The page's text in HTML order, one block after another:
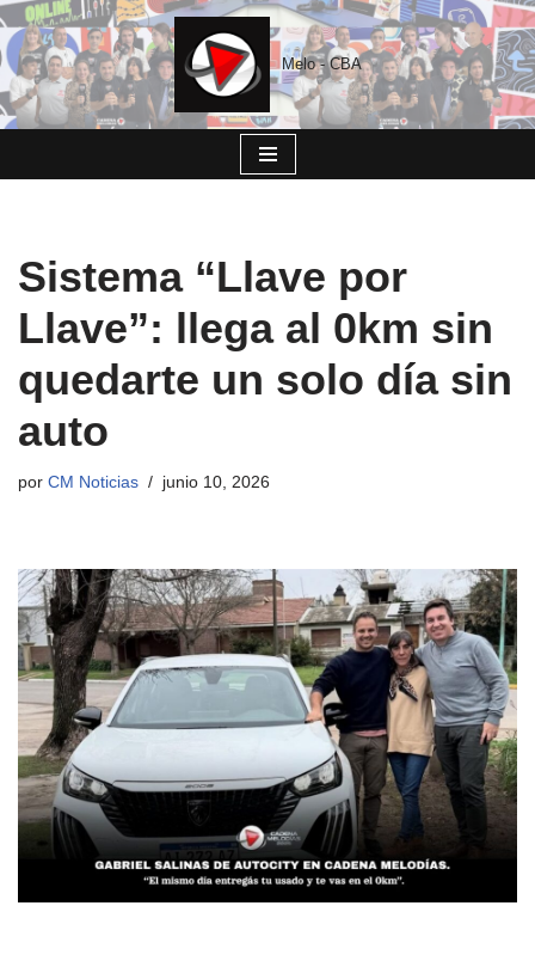
Saltar
al
contenido
Melo - CBA
Sistema “Llave por
Llave”: llega al 0km sin
quedarte un solo día sin
auto
por CM Noticias junio 10, 2026